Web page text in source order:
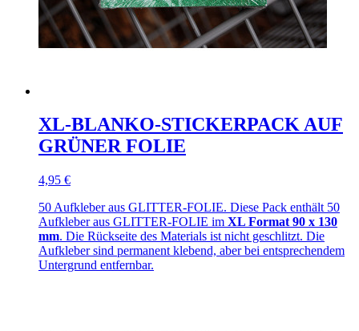
XL-BLANKO-STICKERPACK AUF
GRÜNER FOLIE
4,95 €
50 Aufkleber aus GLITTER-FOLIE. Diese Pack enthält 50
Aufkleber aus GLITTER-FOLIE im XL Format 90 x 130
mm. Die Rückseite des Materials ist nicht geschlitzt. Die
Aufkleber sind permanent klebend, aber bei entsprechendem
Untergrund entfernbar.